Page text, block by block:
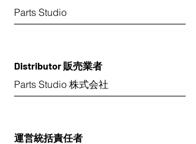
Parts Studio
Distributor 販売業者
Parts Studio 株式会社
運営統括責任者